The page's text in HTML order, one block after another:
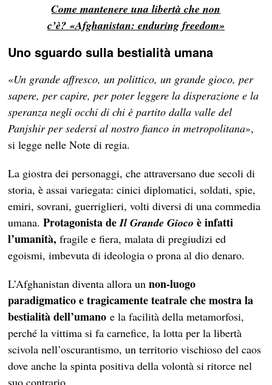
Come mantenere una libertà che non
c’è? «Afghanistan: enduring freedom»
Uno sguardo sulla bestialità umana
«Un grande affresco, un polittico, un grande gioco, per
sapere, per capire, per poter leggere la disperazione e la
speranza negli occhi di chi è partito dalla valle del
Panjshir per sedersi al nostro fianco in metropolitana»,
si legge nelle Note di regia.
La giostra dei personaggi, che attraversano due secoli di
storia, è assai variegata: cinici diplomatici, soldati, spie,
emiri, sovrani, guerriglieri, volti diversi di una commedia
umana.Protagonista deIl Grande Gioco è infatti
l’umanità,fragile e fiera, malata di pregiudizi ed
egoismi, imbevuta di ideologia o prona al dio denaro.
L’Afghanistan diventa allora unnon-luogo
paradigmatico e tragicamente teatrale che mostra la
bestialità dell’umano e la facilità della metamorfosi,
perché la vittima si fa carnefice, la lotta per la libertà
scivola nell’oscurantismo, un territorio vischioso del caos
dove anche la spinta positiva della volontà si ritorce nel
suo contrario.